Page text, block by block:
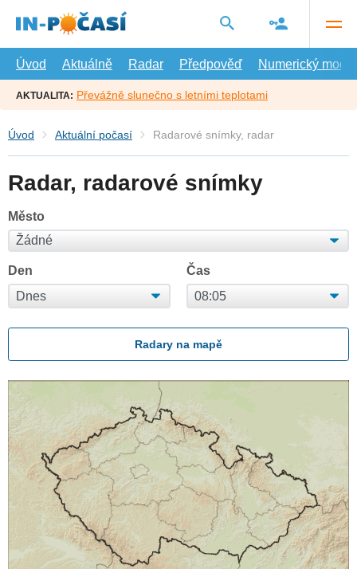
hlavní
Úvod
Aktuálně Radar Předpověď Numerický model
AKTUALITA: Převážně slunečno s letními teplotami
Úvod Aktuální počasí Radarové snímky, radar
Radar, radarové snímky
Město
Den Čas
Radary na mapě